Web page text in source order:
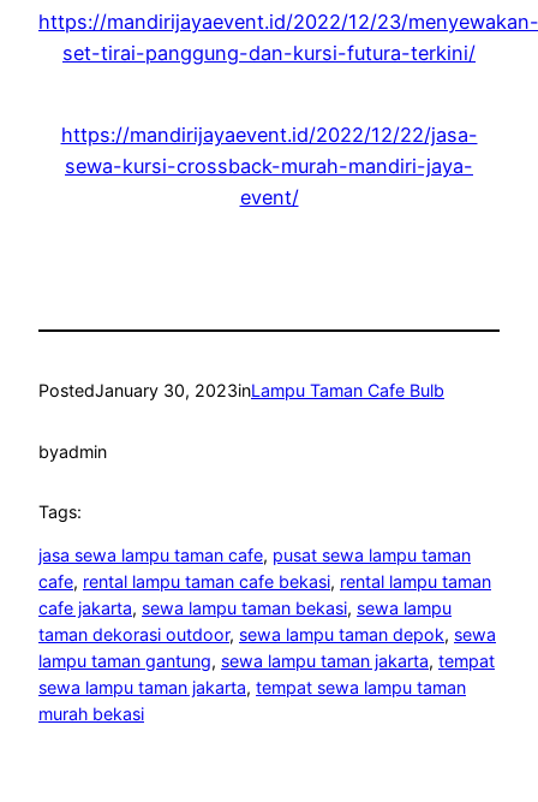
https://mandirijayaevent.id/2022/12/23/menyewakan-
set-tirai-panggung-dan-kursi-futura-terkini/
https://mandirijayaevent.id/2022/12/22/jasa-
sewa-kursi-crossback-murah-mandiri-jaya-
event/
PostedJanuary 30, 2023inLampu Taman Cafe Bulb
byadmin
Tags:
jasa sewa lampu taman cafe, pusat sewa lampu taman
cafe, rental lampu taman cafe bekasi, rental lampu taman
cafe jakarta, sewa lampu taman bekasi, sewa lampu
taman dekorasi outdoor, sewa lampu taman depok, sewa
lampu taman gantung, sewa lampu taman jakarta, tempat
sewa lampu taman jakarta, tempat sewa lampu taman
murah bekasi